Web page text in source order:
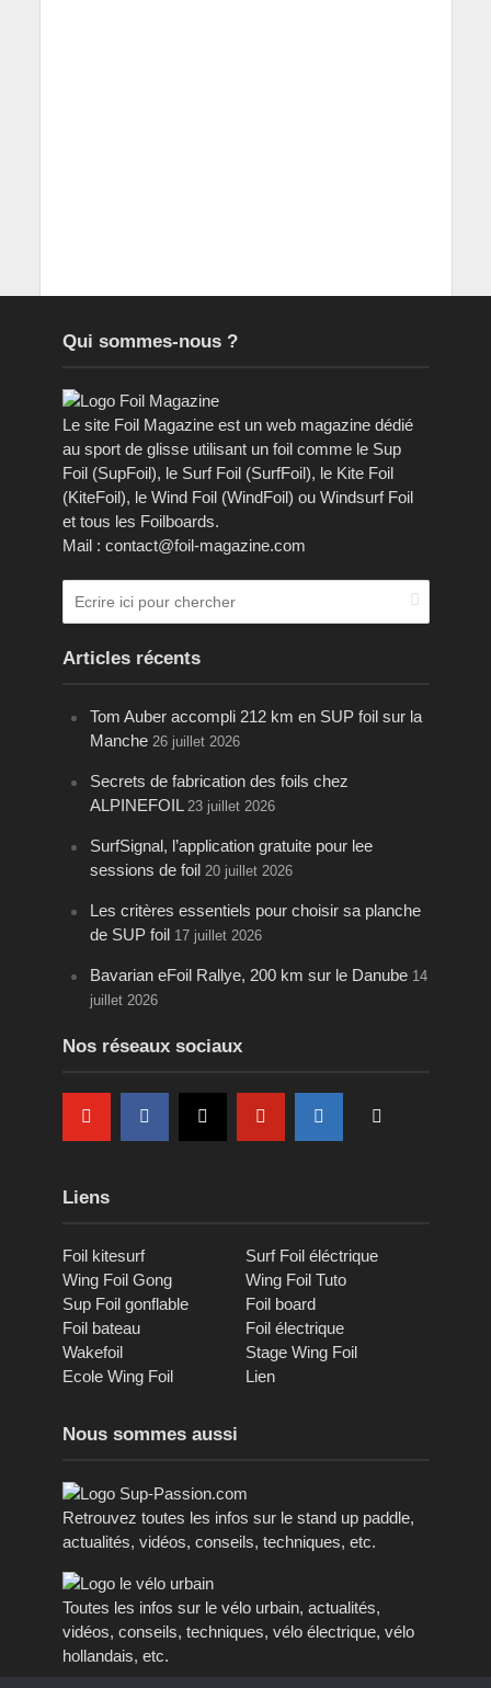
Qui sommes-nous ?
Le site Foil Magazine est un web magazine dédié
au sport de glisse utilisant un foil comme le Sup
Foil (SupFoil), le Surf Foil (SurfFoil), le Kite Foil
(KiteFoil), le Wind Foil (WindFoil) ou Windsurf Foil
et tous les Foilboards.
Mail : contact@foil-magazine.com
Articles récents
Tom Auber accompli 212 km en SUP foil sur la
Manche 26 juillet 2026
Secrets de fabrication des foils chez
ALPINEFOIL 23 juillet 2026
SurfSignal, l’application gratuite pour lee
sessions de foil 20 juillet 2026
Les critères essentiels pour choisir sa planche
de SUP foil 17 juillet 2026
Bavarian eFoil Rallye, 200 km sur le Danube 14
juillet 2026
Nos réseaux sociaux
Liens
Foil kitesurf
Surf Foil éléctrique
Wing Foil Gong
Wing Foil Tuto
Sup Foil gonflable
Foil board
Foil bateau
Foil électrique
Wakefoil
Stage Wing Foil
Ecole Wing Foil
Lien
Nous sommes aussi
Retrouvez toutes les infos sur le stand up paddle,
actualités, vidéos, conseils, techniques, etc.
Toutes les infos sur le vélo urbain, actualités,
vidéos, conseils, techniques, vélo électrique, vélo
hollandais, etc.